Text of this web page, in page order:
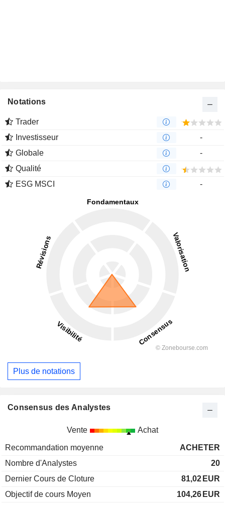
Notations
Trader
Investisseur
-
Globale
-
Qualité
ESG MSCI
-
Plus de notations
Consensus des Analystes
Vente Achat
Recommandation moyenne
ACHETER
Nombre d'Analystes
20
Dernier Cours de Cloture
81,02 EUR
Objectif de cours Moyen
104,26 EUR